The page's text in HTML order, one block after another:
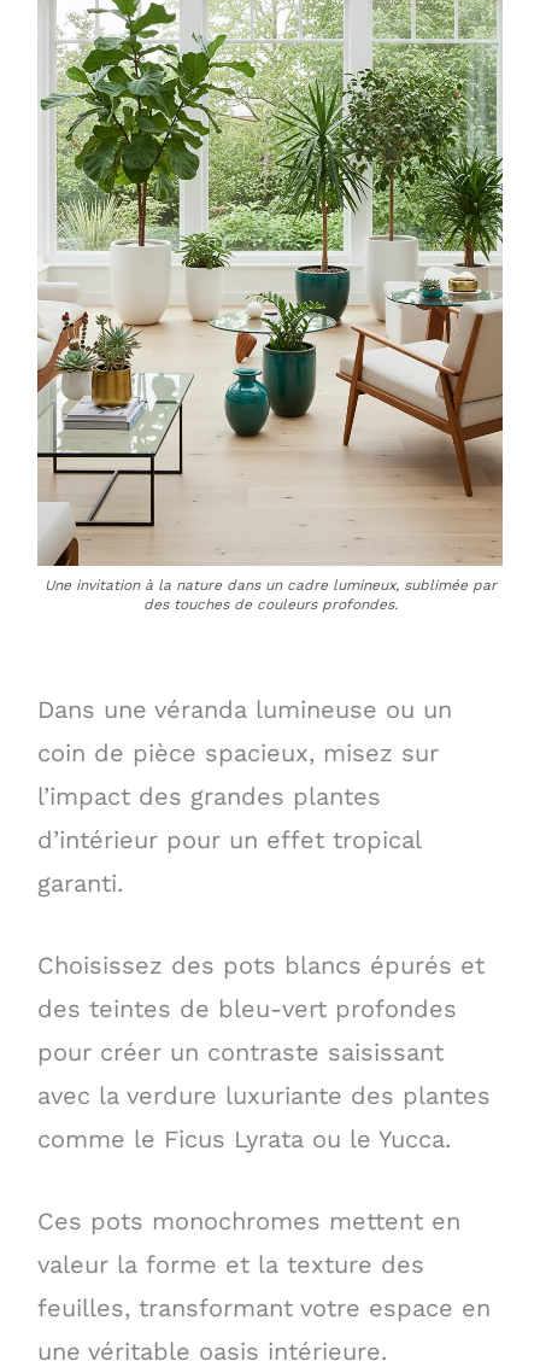
Une invitation à la nature dans un cadre lumineux, sublimée par
des touches de couleurs profondes.
Dans une véranda lumineuse ou un
coin de pièce spacieux, misez sur
l’impact des grandes plantes
d’intérieur pour un effet tropical
garanti.
Choisissez des pots blancs épurés et
des teintes de bleu-vert profondes
pour créer un contraste saisissant
avec la verdure luxuriante des plantes
comme le Ficus Lyrata ou le Yucca.
Ces pots monochromes mettent en
valeur la forme et la texture des
feuilles, transformant votre espace en
une véritable oasis intérieure.